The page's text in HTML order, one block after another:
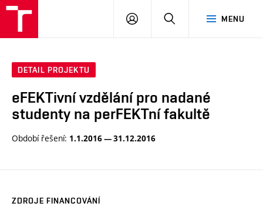
MENU
PŘIHLÁSIT
DETAIL PROJEKTU
eFEKTivní vzdělání pro nadané
studenty na perFEKTní fakultě
Období řešení: 1.1.2016 — 31.12.2016
ZDROJE FINANCOVÁNÍ